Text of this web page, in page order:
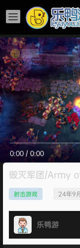
0:00/ 0:00
毁灭军团/Army
射击游戏 24年9
乐鸭游